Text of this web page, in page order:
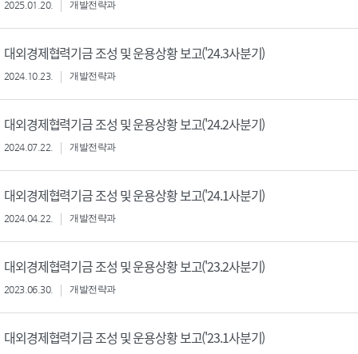
2025.01.20. 개발전략과
대외경제협력기금 조성 및 운용상황 보고('24.3사분기)
2024.10.23. 개발전략과
대외경제협력기금 조성 및 운용상황 보고('24.2사분기)
2024.07.22. 개발전략과
대외경제협력기금 조성 및 운용상황 보고('24.1사분기)
2024.04.22. 개발전략과
대외경제협력기금 조성 및 운용상황 보고('23.2사분기)
2023.06.30. 개발전략과
대외경제협력기금 조성 및 운용상황 보고('23.1사분기)